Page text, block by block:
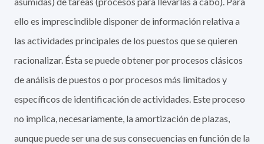
ello es imprescindible disponer de información relativa a
las actividades principales de los puestos que se quieren
racionalizar. Ésta se puede obtener por procesos clásicos
de análisis de puestos o por procesos más limitados y
específicos de identificación de actividades. Este proceso
no implica, necesariamente, la amortización de plazas,
aunque puede ser una de sus consecuencias en función de la